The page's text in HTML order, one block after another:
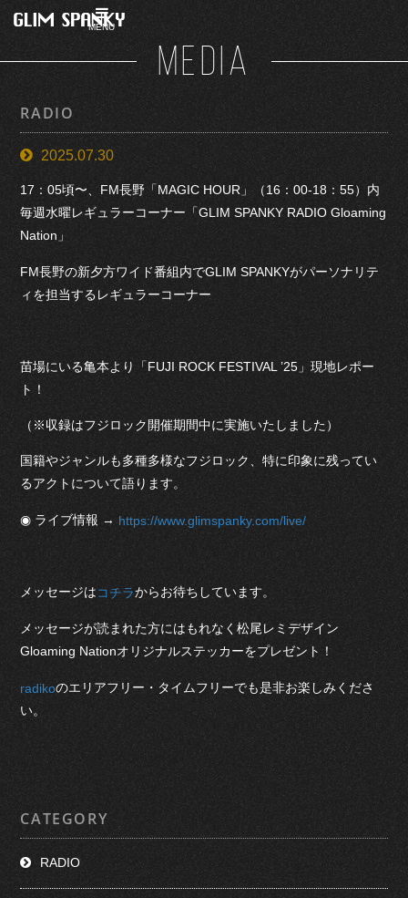
MENU
MEDIA
RADIO
2025.07.30
17：05頃〜、FM長野「MAGIC HOUR」（16：00-18：55）内
毎週水曜レギュラーコーナー「GLIM SPANKY RADIO Gloaming
Nation」
FM長野の新夕方ワイド番組内でGLIM SPANKYがパーソナリテ
ィを担当するレギュラーコーナー
苗場にいる亀本より「FUJI ROCK FESTIVAL ’25」現地レポー
ト！
（※収録はフジロック開催期間中に実施いたしました）
国籍やジャンルも多種多様なフジロック、特に印象に残ってい
るアクトについて語ります。
◉ ライブ情報 → https://www.glimspanky.com/live/
メッセージはコチラからお待ちしています。
メッセージが読まれた方にはもれなく松尾レミデザイン
Gloaming Nationオリジナルステッカーをプレゼント！
radikoのエリアフリー・タイムフリーでも是非お楽しみくださ
い。
CATEGORY
RADIO